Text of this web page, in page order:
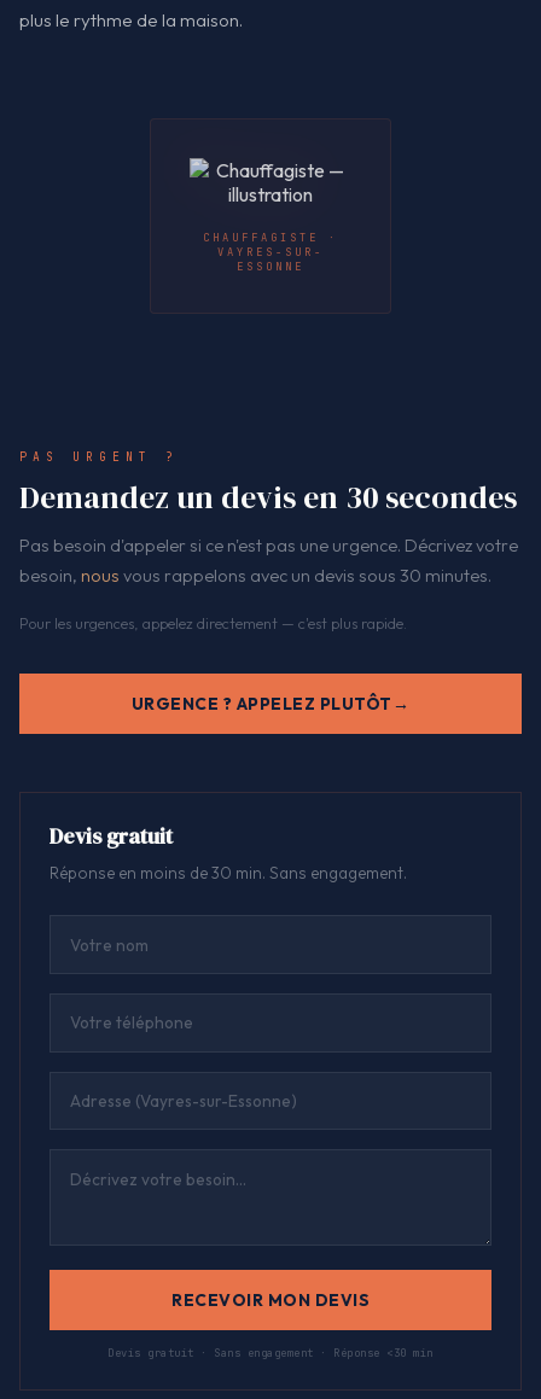
plus le rythme de la maison.
CHAUFFAGISTE ·
VAYRES-SUR-
ESSONNE
PAS URGENT ?
Demandez un devis en 30 secondes
Pas besoin d'appeler si ce n'est pas une urgence. Décrivez votre
besoin, nous vous rappelons avec un devis sous 30 minutes.
Pour les urgences, appelez directement — c'est plus rapide.
URGENCE ? APPELEZ PLUTÔT
Devis gratuit
Réponse en moins de 30 min. Sans engagement.
RECEVOIR MON DEVIS
Devis gratuit · Sans engagement · Réponse <30 min